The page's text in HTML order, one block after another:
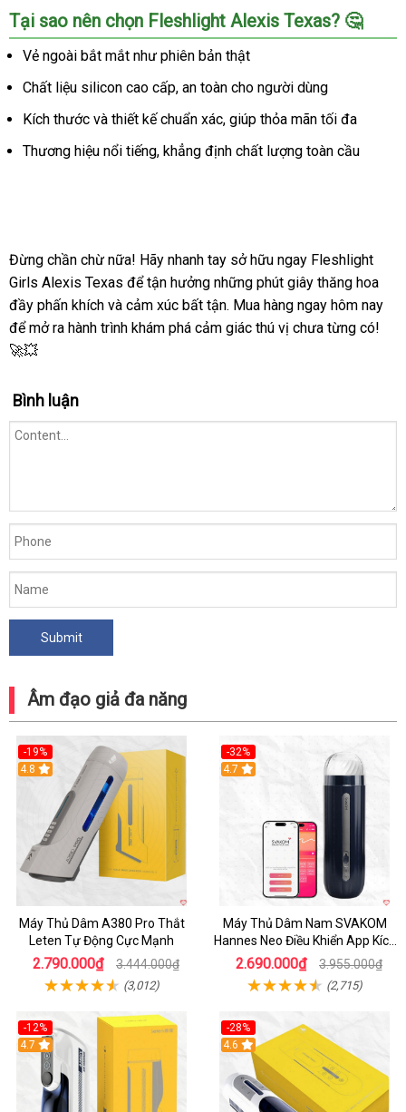
Âm
đạo
giả
Fleshlight
Alexis
-
Siêu
Tại sao nên chọn Fleshlight Alexis Texas? 🤔
Vẻ ngoài bắt mắt như phiên bản thật
Chất liệu silicon cao cấp, an toàn cho người dùng
Kích thước và thiết kế chuẩn xác, giúp thỏa mãn tối đa
Thương hiệu nổi tiếng, khẳng định chất lượng toàn cầu
Đừng chần chừ nữa! Hãy nhanh tay sở hữu ngay Fleshlight
Girls Alexis Texas để tận hưởng những phút giây thăng hoa
đầy phấn khích và cảm xúc bất tận. Mua hàng ngay hôm nay
để mở ra hành trình khám phá cảm giác thú vị chưa từng có!
🚀💥
Bình luận
Âm đạo giả đa năng
-19%
Hot
4.8
Máy Thủ Dâm A380 Pro Thắt
Leten Tự Động Cực Mạnh
2.790.000₫ 3.444.000₫
(3,012)
-32%
Hot
4.7
Máy Thủ Dâm Nam SVAKOM
Hannes Neo Điều Khiển App Kích
Thích
2.690.000₫ 3.955.000₫
(2,715)
-12%
Hot
4.7
-28%
Hot
4.6